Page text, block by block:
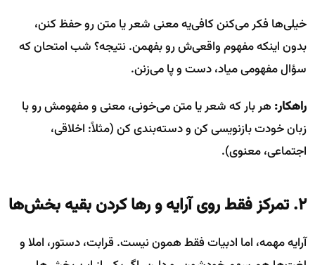
خیلی‌ها فکر می‌کنن کافی‌یه معنی شعر یا متن رو حفظ کنن،
بدون اینکه مفهوم واقعی‌ش رو بفهمن. نتیجه؟ شب امتحان که
سؤال مفهومی میاد، دست و پا می‌زنن.
راهکار: هر بار که شعر یا متن می‌خونی، معنی و مفهومش رو با
زبان خودت بازنویسی کن و دسته‌بندی کن (مثلاً: اخلاقی،
اجتماعی، معنوی).
۲. تمرکز فقط روی آرایه و رها کردن بقیه بخش‌ها
آرایه مهمه، اما ادبیات فقط همون نیست. قرابت، دستور، املا و